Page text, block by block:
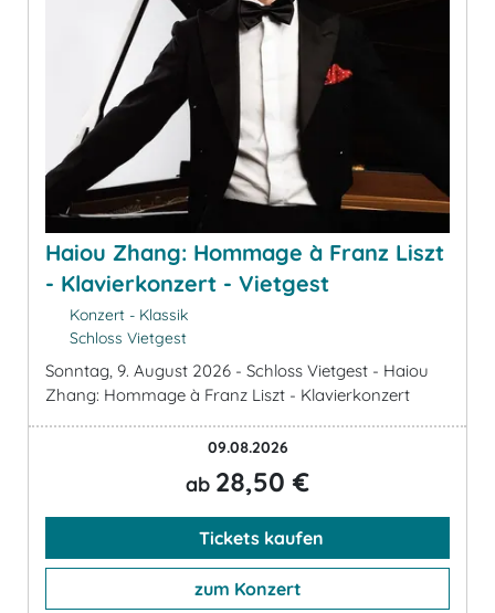
Haiou Zhang: Hommage à Franz Liszt
- Klavierkonzert - Vietgest
Konzert - Klassik
Schloss Vietgest
Sonntag, 9. August 2026 - Schloss Vietgest - Haiou
Zhang: Hommage à Franz Liszt - Klavierkonzert
09.08.2026
ab 28,50 €
Tickets kaufen
zum Konzert